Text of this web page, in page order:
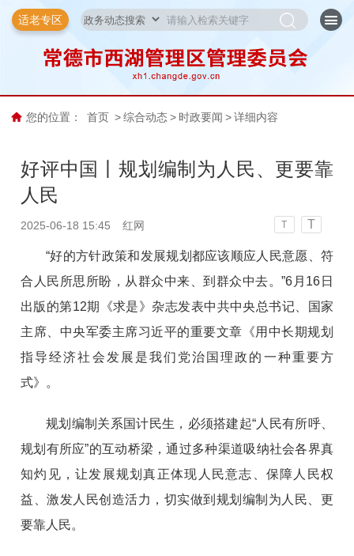
适老专区
您的位置： 首页 > 综合动态 > 时政要闻 > 详细内容
好评中国丨规划编制为人民、更要靠
人民
2025-06-18 15:45 红网 T T
“好的方针政策和发展规划都应该顺应人民意愿、符
合人民所思所盼，从群众中来、到群众中去。”6月16日
出版的第12期《求是》杂志发表中共中央总书记、国家
主席、中央军委主席习近平的重要文章《用中长期规划
指导经济社会发展是我们党治国理政的一种重要方
式》。
规划编制关系国计民生，必须搭建起“人民有所呼、
规划有所应”的互动桥梁，通过多种渠道吸纳社会各界真
知灼见，让发展规划真正体现人民意志、保障人民权
益、激发人民创造活力，切实做到规划编制为人民、更
要靠人民。